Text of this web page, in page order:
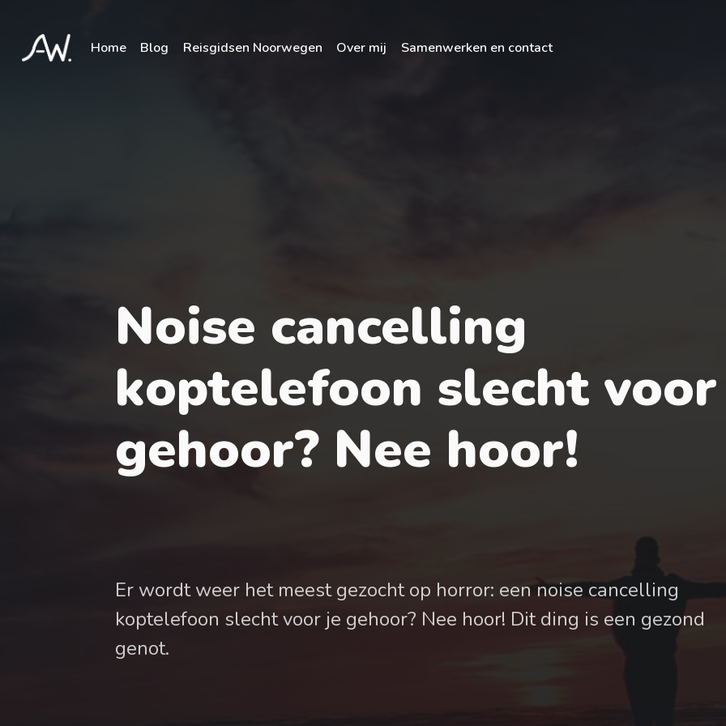
Home Blog Reisgidsen Noorwegen Over mij Samenwerken en contact
Noise cancelling
koptelefoon slecht
gehoor? Nee hoor!
Er wordt weer het meest gezocht op horror: een noise cancelling
koptelefoon slecht voor je gehoor? Nee hoor! Dit ding is een gezond
genot.